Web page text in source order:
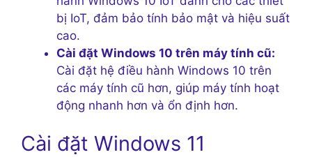
bị IoT, đảm bảo tính bảo mật và hiệu suất
cao.
Cài đặt Windows 10 trên máy tính cũ:
Cài đặt hệ điều hành Windows 10 trên
các máy tính cũ hơn, giúp máy tính hoạt
động nhanh hơn và ổn định hơn.
Cài đặt Windows 11